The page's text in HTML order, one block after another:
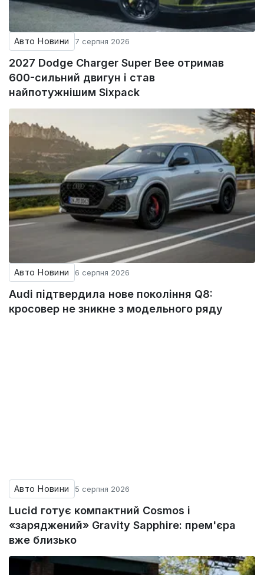
Авто Новини 7 серпня 2026
2027 Dodge Charger Super Bee отримав
600-сильний двигун і став
найпотужнішим Sixpack
Авто Новини 6 серпня 2026
Audi підтвердила нове покоління Q8:
кросовер не зникне з модельного ряду
Авто Новини 5 серпня 2026
Lucid готує компактний Cosmos і
«заряджений» Gravity Sapphire: прем'єра
вже близько